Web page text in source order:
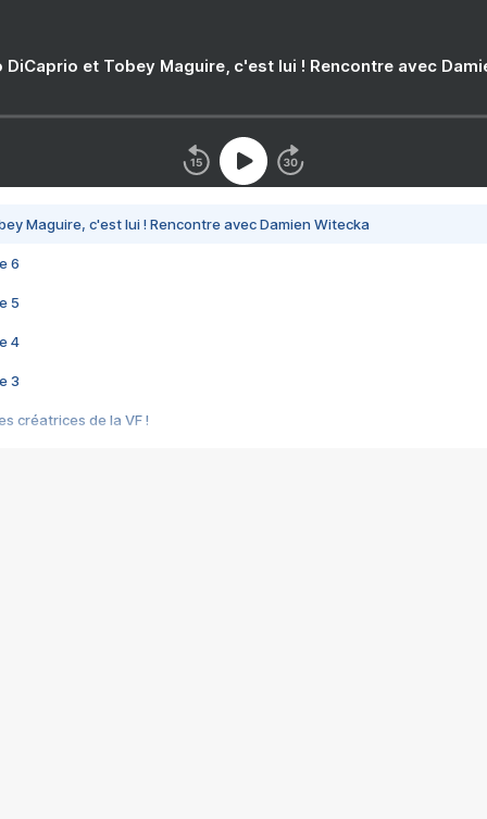
DiCaprio et Tobey Maguire, c'est lui ! Rencontre avec
Maguire, c'est lui ! Rencontre avec Damien Witecka
6
5
4
3
créatrices de la VF !